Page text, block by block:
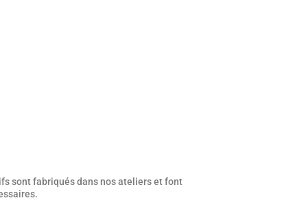
sont fabriqués dans nos ateliers et font